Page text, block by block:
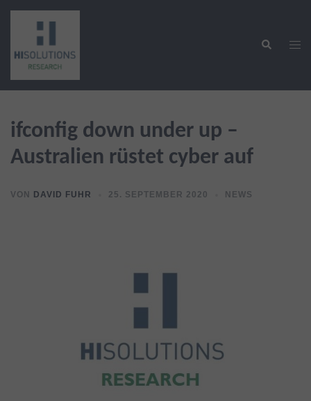
Zum
springen
Suche
ifconfig down under up –
Australien rüstet cyber auf
VON DAVID FUHR 25. SEPTEMBER 2020 NEWS